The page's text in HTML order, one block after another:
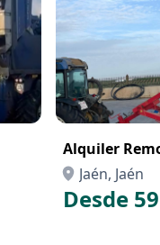
Alquiler
Jaén, Jaén
Desde